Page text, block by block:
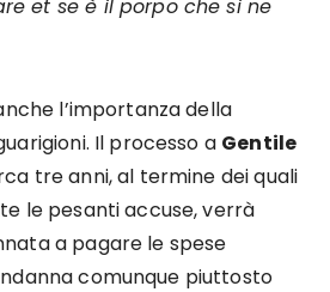
et se è il porpo che si ne
l’importanza della
Il processo a Gentile
tre anni, al termine dei quali
le pesanti accuse, verrà
a pagare le spese
comunque piuttosto